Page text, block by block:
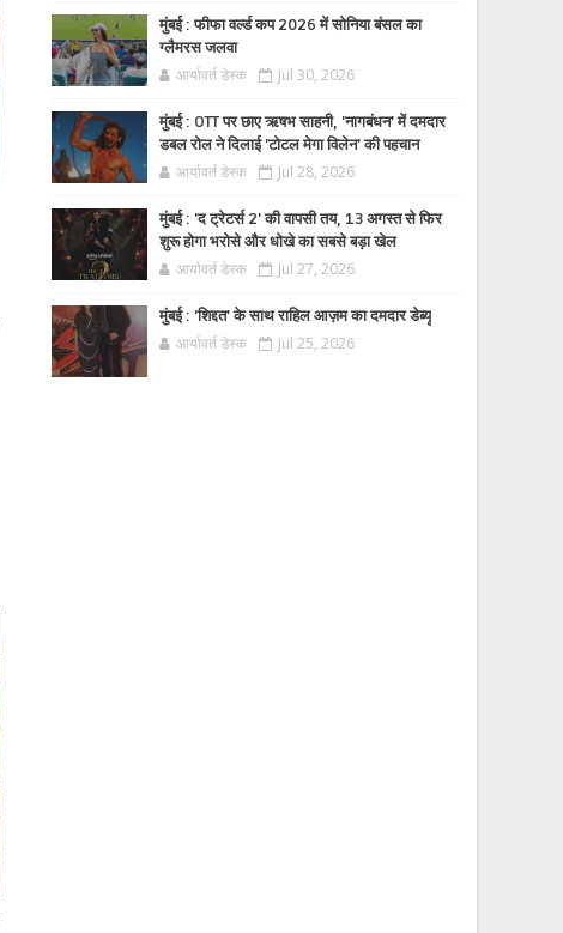
मुंबई : फीफा वर्ल्ड कप 2026 में सोनिया बंसल का
ग्लैमरस जलवा
आर्यावर्त डेस्क Jul 30, 2026
मुंबई : OTT पर छाए ऋषभ साहनी, 'नागबंधन' में दमदार
डबल रोल ने दिलाई 'टोटल मेगा विलेन' की पहचान
आर्यावर्त डेस्क Jul 28, 2026
मुंबई : 'द ट्रेटर्स 2' की वापसी तय, 13 अगस्त से फिर
शुरू होगा भरोसे और धोखे का सबसे बड़ा खेल
आर्यावर्त डेस्क Jul 27, 2026
मुंबई : 'शिद्दत' के साथ राहिल आज़म का दमदार डेब्यू
आर्यावर्त डेस्क Jul 25, 2026